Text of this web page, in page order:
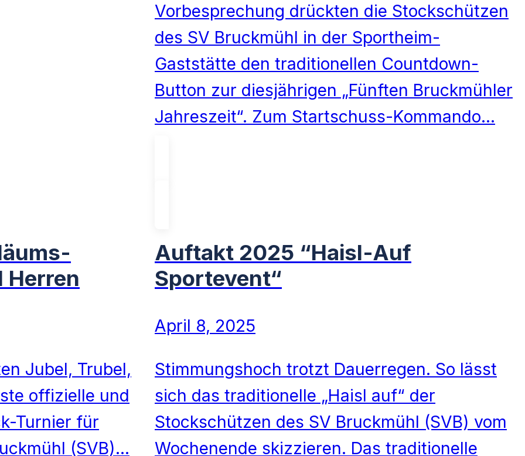
Vorbesprechung drückten die Stockschützen
des SV Bruckmühl in der Sportheim-
Gaststätte den traditionellen Countdown-
Button zur diesjährigen „Fünften Bruckmühler
Jahreszeit“. Zum Startschuss-Kommando…
Herren
Jubel, Trubel,
offizielle und
Turnier für
(SVB)…
Auftakt 2025 “Haisl-Auf
Sportevent“
April 8, 2025
Stimmungshoch trotzt Dauerregen. So lässt
sich das traditionelle „Haisl auf“ der
Stockschützen des SV Bruckmühl (SVB) vom
Wochenende skizzieren. Das traditionelle